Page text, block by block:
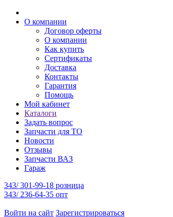
О компании
Договор оферты
О компании
Как купить
Сертификаты
Доставка
Контакты
Гарантия
Помощь
Мой кабинет
Каталоги
Задать вопрос
Запчасти для ТО
Новости
Отзывы
Запчасти ВАЗ
Гараж
343/ 301-99-18 розница
343/ 236-64-35 опт
Войти на сайт Зарегистрироваться